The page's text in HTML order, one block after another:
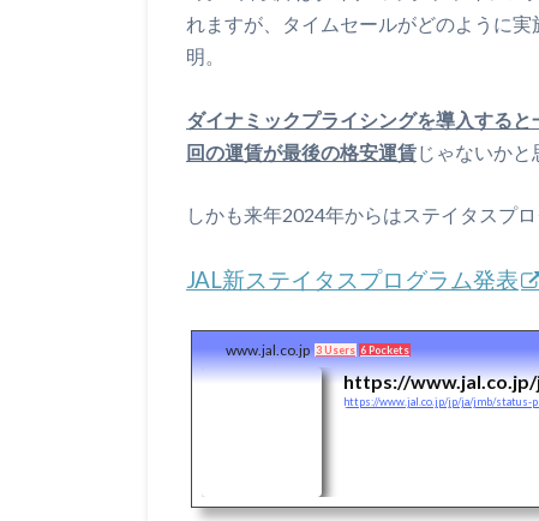
れますが、タイムセールがどのように
明。
ダイナミックプライシングを導入する
回の運賃が最後の格安運賃じゃないかと
しかも来年2024年からはステイタスプ
JAL新ステイタスプログラム発表
www.jal.co.jp 3 Users 6 Pockets
https://
https://www.jal.co.jp/jp/ja/jmb/status-